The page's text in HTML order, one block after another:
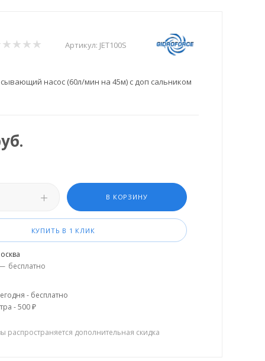
Артикул: JET100S
насос (60л/мин на 45м) с доп сальником
В КОРЗИНУ
КУПИТЬ В 1 КЛИК
бесплатно
- бесплатно
- 500 ₽
распространяется дополнительная скидка